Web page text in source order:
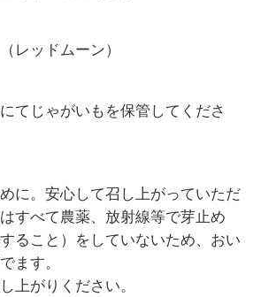
レッドムーン）
てじゃがいもを保管してくださ
に。安心して召し上がっていただ
すべて農薬、放射線等で芽止め
ること）をしていないため、おい
ます。
上がりください。